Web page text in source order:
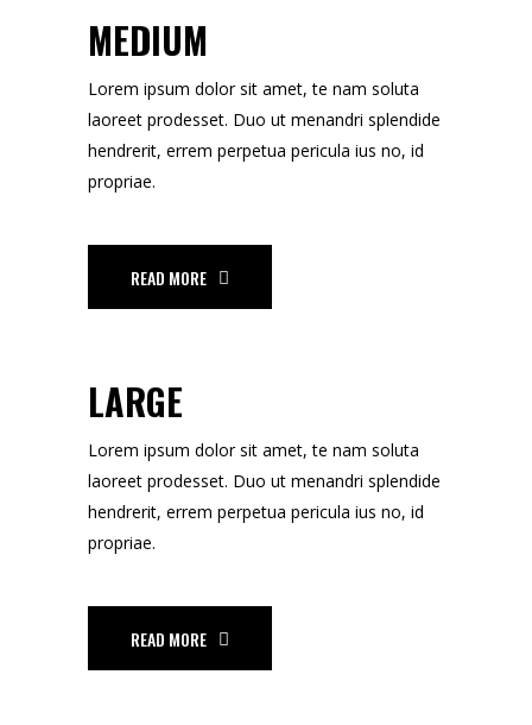
MEDIUM
Lorem ipsum dolor sit amet, te nam soluta
laoreet prodesset. Duo ut menandri splendide
hendrerit, errem perpetua pericula ius no, id
propriae.
READ MORE
LARGE
Lorem ipsum dolor sit amet, te nam soluta
laoreet prodesset. Duo ut menandri splendide
hendrerit, errem perpetua pericula ius no, id
propriae.
READ MORE